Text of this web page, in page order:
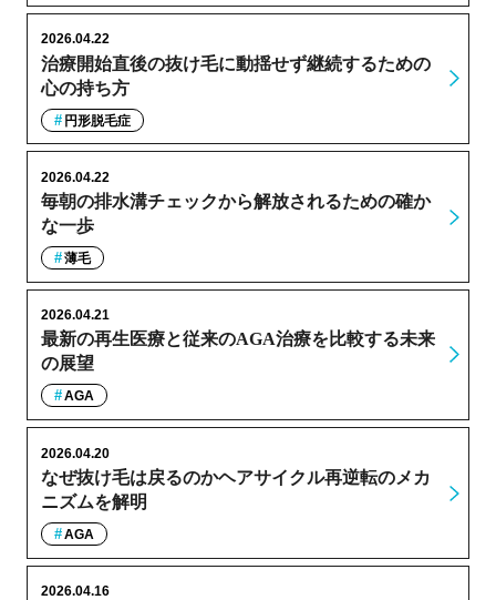
治療開始直後の抜け毛に動揺せず継続するための
心の持ち方
2026.04.22
円形脱毛症
毎朝の排水溝チェックから解放されるための確か
な一歩
2026.04.22
薄毛
最新の再生医療と従来のAGA治療を比較する未来
の展望
2026.04.21
AGA
なぜ抜け毛は戻るのかヘアサイクル再逆転のメカ
ニズムを解明
2026.04.20
AGA
2026.04.16